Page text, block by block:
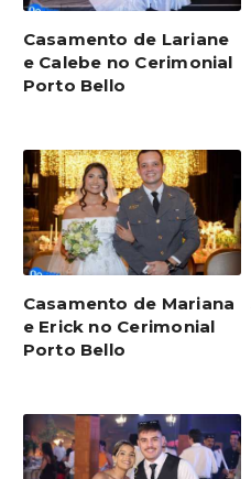
Casamento de Lariane
e Calebe no Cerimonial
Porto Bello
Casamento de Mariana
e Erick no Cerimonial
Porto Bello